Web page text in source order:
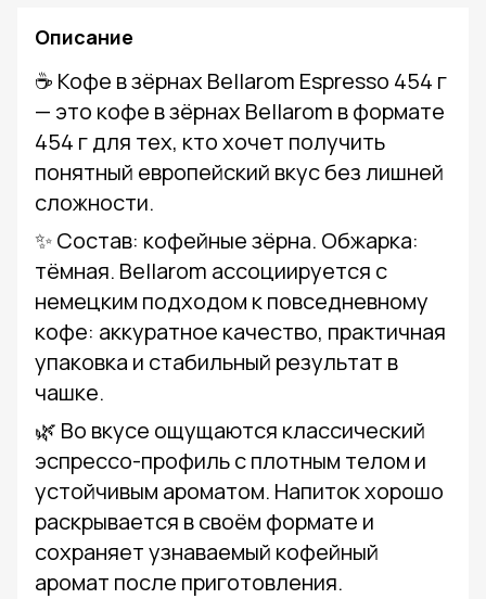
Описание
☕ Кофе в зёрнах Bellarom Espresso 454 г
— это кофе в зёрнах Bellarom в формате
454 г для тех, кто хочет получить
понятный европейский вкус без лишней
сложности.
✨ Состав: кофейные зёрна. Обжарка:
тёмная. Bellarom ассоциируется с
немецким подходом к повседневному
кофе: аккуратное качество, практичная
упаковка и стабильный результат в
чашке.
🌿 Во вкусе ощущаются классический
эспрессо-профиль с плотным телом и
устойчивым ароматом. Напиток хорошо
раскрывается в своём формате и
сохраняет узнаваемый кофейный
аромат после приготовления.